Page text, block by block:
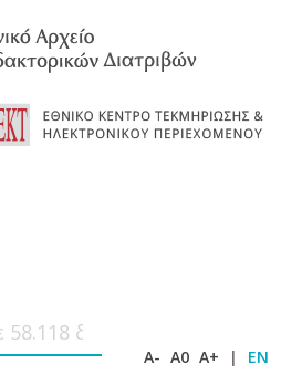
A- A0 A+ | EN